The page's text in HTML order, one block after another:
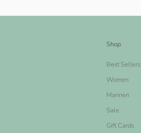
Shop
Best Sellers
Women
Mannen
Sale
Gift Cards